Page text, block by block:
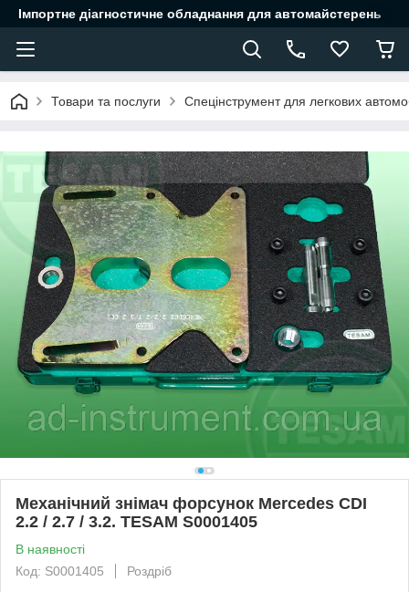
Імпортне діагностичне обладнання для автомайстерень
Товари та послуги Спецінструмент для легкових
Механічний знімач форсунок Mercedes CDI
2.2 / 2.7 / 3.2. TESAM S0001405
В наявності
Код: S0001405
Роздріб